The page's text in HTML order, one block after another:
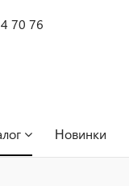
70 76
Новинки